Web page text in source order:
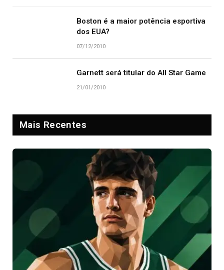
Boston é a maior potência esportiva
dos EUA?
07/12/2010
Garnett será titular do All Star Game
21/01/2010
Mais Recentes